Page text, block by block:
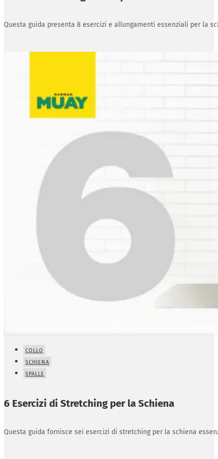
Questa guida presenta 8 esercizi e allungamenti essenziali per la
COLLO
SCHIENA
SPALLE
6 Esercizi di Stretching per la Schiena
Questa guida fornisce sei esercizi di stretching per la schiena